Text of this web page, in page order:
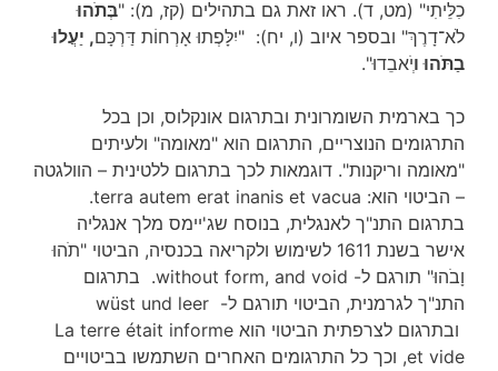
כִלֵּיתִי" (מט, ד). ראו זאת גם בתהילים (קז, מ): "בְּתֹהוּ
לֹא־דָרֶךְ" ובספר איוב (ו, יח): "יִלָּפְתוּ אָרְחוֹת דַּרְכָּם, יַעֲלוּ
בַתֹּהוּ וְיֹאבֵדוּ".
כך בארמית השומרונית ובתרגום אונקלוס, וכן בכל
התרגומים הנוצריים, התרגום הוא "מאומה" ולעיתים
"מאומה וריקנות". דוגמאות לכך בתרגום ללטינית – הוולגטה
– הביטוי הוא: terra autem erat inanis et vacua.
בתרגום התנ"ך לאנגלית, בנוסח שג'יימס מלך אנגליה
אישר בשנת 1611 לשימוש ולקריאה בכנסיה, הביטוי "תֹהוּ
וָבֹהוּ" תורגם ל- without form, and void. בתרגום
התנ"ך לגרמנית, הביטוי תורגם ל- wüst und leer
ובתרגום לצרפתית הביטוי הוא La terre était informe
et vide, וכך כל התרגומים האחרים השתמשו בביטויים